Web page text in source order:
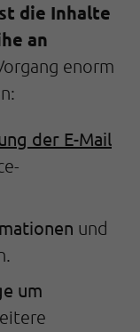
die Inhalte
an
enorm
der E-Mail
und
um